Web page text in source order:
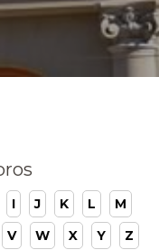
I J K L
M
V W X Y Z